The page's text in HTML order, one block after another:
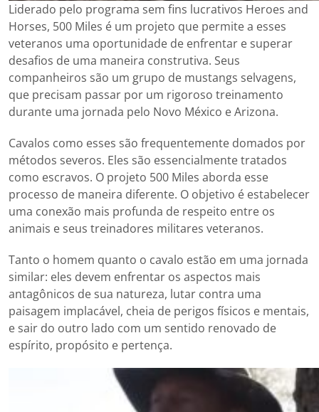
Liderado pelo programa sem fins lucrativos Heroes and
Horses, 500 Miles é um projeto que permite a esses
veteranos uma oportunidade de enfrentar e superar
desafios de uma maneira construtiva. Seus
companheiros são um grupo de mustangs selvagens,
que precisam passar por um rigoroso treinamento
durante uma jornada pelo Novo México e Arizona.
Cavalos como esses são frequentemente domados por
métodos severos. Eles são essencialmente tratados
como escravos. O projeto 500 Miles aborda esse
processo de maneira diferente. O objetivo é estabelecer
uma conexão mais profunda de respeito entre os
animais e seus treinadores militares veteranos.
Tanto o homem quanto o cavalo estão em uma jornada
similar: eles devem enfrentar os aspectos mais
antagônicos de sua natureza, lutar contra uma
paisagem implacável, cheia de perigos físicos e mentais,
e sair do outro lado com um sentido renovado de
espírito, propósito e pertença.